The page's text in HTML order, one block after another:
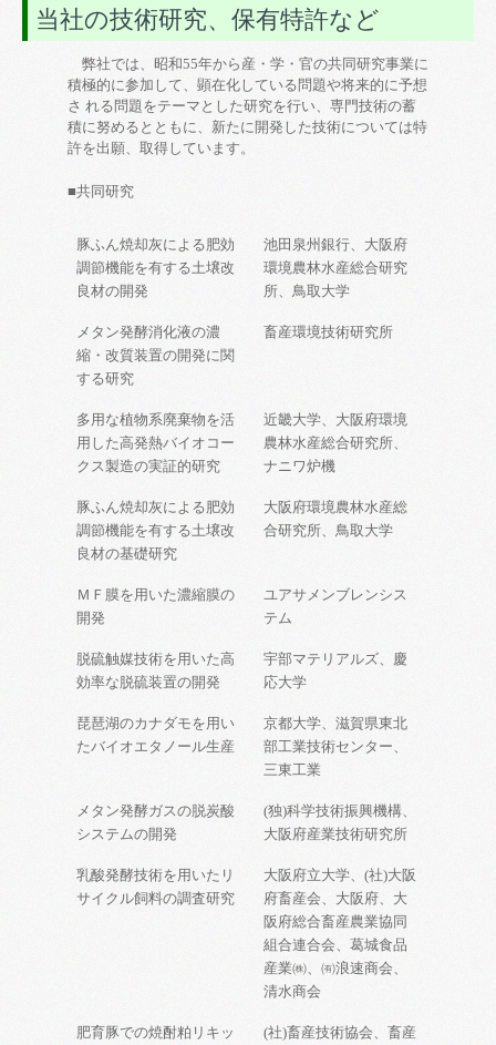
当社の技術研究、保有特許など
弊社では、昭和55年から産・学・官の共同研究事業に
積極的に参加して、顕在化している問題や将来的に予想
さ れる問題をテーマとした研究を行い、専門技術の蓄
積に努めるとともに、新たに開発した技術については特
許を出願、取得しています。
■共同研究
豚ふん焼却灰による肥効
調節機能を有する土壌改
良材の開発
池田泉州銀行、大阪府
環境農林水産総合研究
所、鳥取大学
メタン発酵消化液の濃
縮・改質装置の開発に関
する研究
畜産環境技術研究所
多用な植物系廃棄物を活
用した高発熱バイオコー
クス製造の実証的研究
近畿大学、大阪府環境
農林水産総合研究所、
ナニワ炉機
豚ふん焼却灰による肥効
調節機能を有する土壌改
良材の基礎研究
大阪府環境農林水産総
合研究所、鳥取大学
ＭＦ膜を用いた濃縮膜の
開発
ユアサメンブレンシス
テム
脱硫触媒技術を用いた高
効率な脱硫装置の開発
宇部マテリアルズ、慶
応大学
琵琶湖のカナダモを用い
たバイオエタノール生産
京都大学、滋賀県東北
部工業技術センター、
三東工業
メタン発酵ガスの脱炭酸
システムの開発
(独)科学技術振興機構、
大阪府産業技術研究所
乳酸発酵技術を用いたリ
サイクル飼料の調査研究
大阪府立大学、(社)大阪
府畜産会、大阪府、大
阪府総合畜産農業協同
組合連合会、葛城食品
産業㈱、㈲浪速商会、
清水商会
肥育豚での焼酎粕リキッ
(社)畜産技術協会、畜産